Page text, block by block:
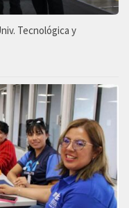
Tecnológica y